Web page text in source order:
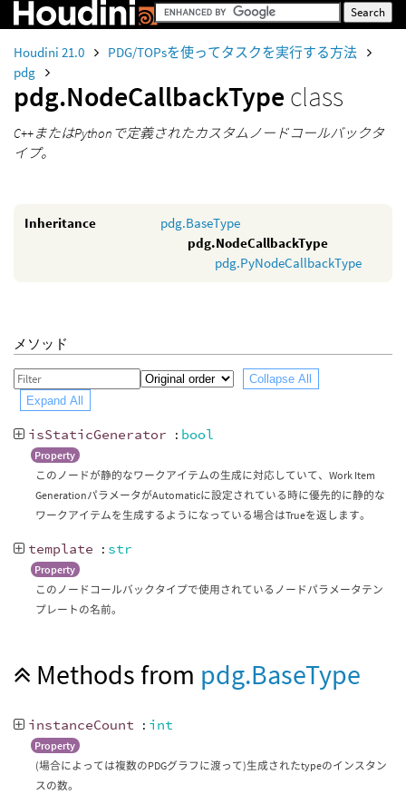
Houdini 21.0
PDG/TOPsを使ってタスクを実行する方法
pdg
pdg.NodeCallbackType class
C++またはPythonで定義されたカスタムノードコールバックタ
イプ。
Inheritance
pdg.BaseType
pdg.NodeCallbackType
pdg.PyNodeCallbackType
メソッド
Collapse All
Expand All
isStaticGenerator : bool
Property
このノードが静的なワークアイテムの生成に対応していて、Work Item
GenerationパラメータがAutomaticに設定されている時に優先的に静的な
ワークアイテムを生成するようになっている場合はTrueを返します。
template : str
Property
このノードコールバックタイプで使用されているノードパラメータテン
プレートの名前。
Methods from pdg.BaseType
instanceCount : int
Property
(場合によっては複数のPDGグラフに渡って)生成されたtypeのインスタン
スの数。